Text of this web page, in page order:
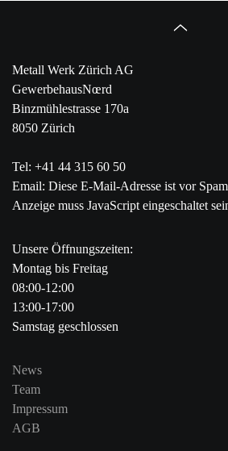
Metall Werk Zürich AG
GewerbehausNœrd
Binzmühlestrasse 170a
8050 Zürich
Tel: +41 44 315 60 50
Email: Diese E-Mail-Adresse ist vor
Anzeige muss JavaScript eingeschaltet
Unsere Öffnungszeiten:
Montag bis Freitag
08:00-12:00
13:00-17:00
Samstag geschlossen
News
Team
Impressum
AGB